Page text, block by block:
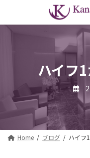
テ
ゲ
ハイフ
Home ブログ ハイフ